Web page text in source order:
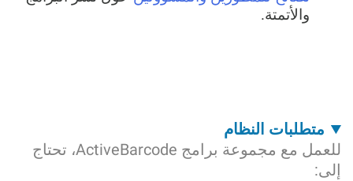
والأتمتة.
متطلبات النظام
للعمل مع مجموعة برامج ActiveBarcode، تحتاج
إلى: